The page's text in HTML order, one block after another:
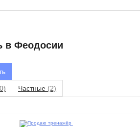
в Феодосии
Частные (2)